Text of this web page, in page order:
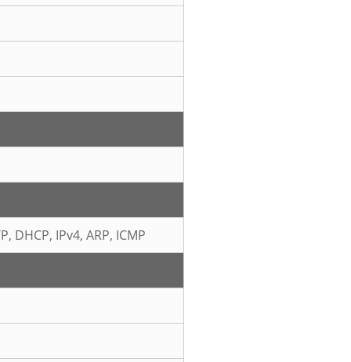
DHCP, IPv4, ARP, ICMP